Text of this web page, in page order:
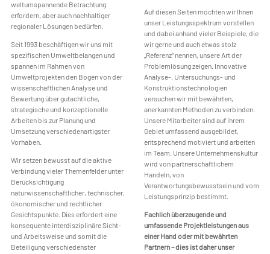
weltumspannende Betrachtung
erfordern, aber auch nachhaltiger
regionaler Lösungen bedürfen.
Seit 1993 beschäftigen wir uns mit
spezifischen Umweltbelangen und
spannen im Rahmen von
Umweltprojekten den Bogen von der
wissenschaftlichen Analyse und
Bewertung über gutachtliche,
strategische und konzeptionelle
Arbeiten bis zur Planung und
Umsetzung verschiedenartigster
Vorhaben.
Wir setzen bewusst auf die aktive
Verbindung vieler Themenfelder unter
Berücksichtigung
naturwissenschaftlicher, technischer,
ökonomischer und rechtlicher
Gesichtspunkte. Dies erfordert eine
konsequente interdisziplinäre Sicht-
und Arbeitsweise und somit die
Beteiligung verschiedenster
Auf diesen Seiten möchten wir Ihnen
unser Leistungsspektrum vorstellen
und dabei anhand vieler Beispiele, die
wir gerne und auch etwas stolz
„Referenz“ nennen, unsere Art der
Problemlösung zeigen. Innovative
Analyse-, Untersuchungs- und
Konstruktionstechnologien
versuchen wir mit bewährten,
anerkannten Methoden zu verbinden.
Unsere Mitarbeiter sind auf ihrem
Gebiet umfassend ausgebildet,
entsprechend motiviert und arbeiten
im Team. Unsere Unternehmenskultur
wird von partnerschaftlichem
Handeln, von
Verantwortungsbewusstsein und vom
Leistungsprinzip bestimmt.
Fachlich überzeugende und
umfassende Projektleistungen aus
einer Hand oder mit bewährten
Partnern – dies ist daher unser